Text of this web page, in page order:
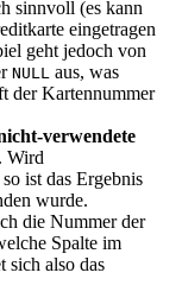
sinnvoll (es kann
eingetragen
geht jedoch von
NULL aus, was
der Kartennummer
verwendete
Wird
ist das Ergebnis
wurde.
die Nummer der
Spalte im
sich also das